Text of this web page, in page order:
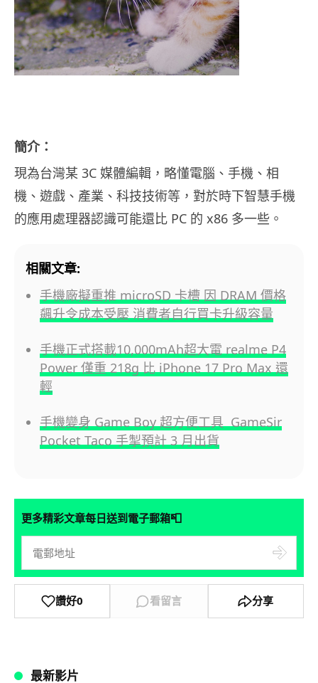
簡介：
現為台灣某 3C 媒體編輯，略懂電腦、手機、相
機、遊戲、產業、科技技術等，對於時下智慧手機
的應用處理器認識可能還比 PC 的 x86 多一些。
相關文章:
手機廠擬重推 microSD 卡槽 因 DRAM 價格
飆升令成本受壓 消費者自行買卡升級容量
手機正式搭載10,000mAh超大電 realme P4
Power 僅重 218g 比 iPhone 17 Pro Max 還
輕
手機變身 Game Boy 超方便工具 GameSir
Pocket Taco 手掣預計 3 月出貨
更多精彩文章每日送到電子郵箱📮
讚好0 看留言 分享
最新影片